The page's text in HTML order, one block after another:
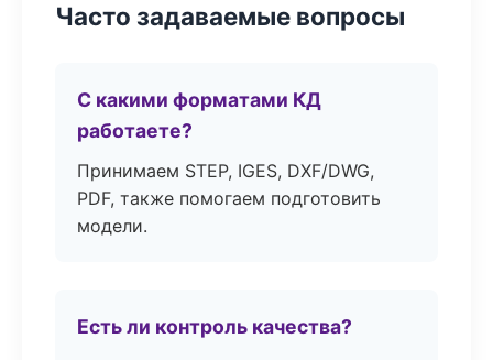
Часто задаваемые вопросы
С какими форматами КД
работаете?
Принимаем STEP, IGES, DXF/DWG,
PDF, также помогаем подготовить
модели.
Есть ли контроль качества?